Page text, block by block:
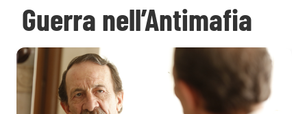
Guerra nell’Antimafia